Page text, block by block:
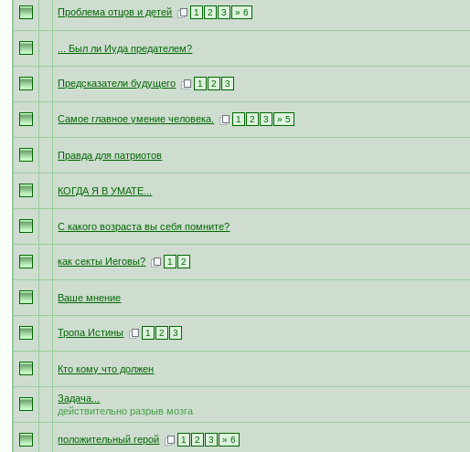
Проблема отцов и детей 1 2 3 » 6
... Был ли Иуда предателем?
Предсказатели будущего 1 2 3
Самое главное умение человека. 1 2 3 » 5
Правда для патриотов
КОГДА Я В УМАТЕ...
С какого возраста вы себя помните?
как секты Иеговы? 1 2
Ваше мнение
Тропа Истины 1 2 3
Кто кому что должен
Задача...
действительно разрыв мозга
положительный герой 1 2 3 » 6